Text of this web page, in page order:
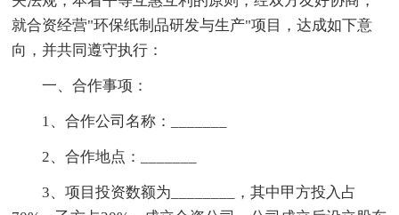
就合资经营"环保纸制品研发与生产"项目，达成如下意
向，并共同遵守执行：
一、合作事项：
1、合作公司名称：_______
2、合作地点：_______
3、项目投资数额为________，其中甲方投入占